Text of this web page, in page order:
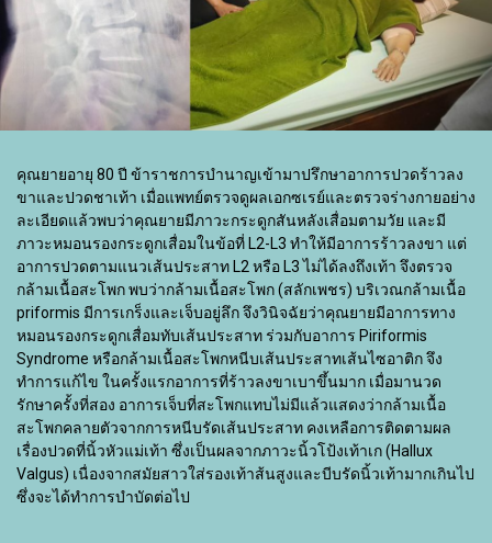
คุณยายอายุ 80 ปี ข้าราชการบำนาญเข้ามาปรึกษาอาการปวดร้าวลง
ขาและปวดชาเท้า เมื่อแพทย์ตรวจดูผลเอกซเรย์และตรวจร่างกายอย่าง
ละเอียดแล้วพบว่าคุณยายมีภาวะกระดูกสันหลังเสื่อมตามวัย และมี
ภาวะหมอนรองกระดูกเสื่อมในข้อที่ L2-L3 ทำให้มีอาการร้าวลงขา แต่
อาการปวดตามแนวเส้นประสาท L2 หรือ L3 ไม่ได้ลงถึงเท้า จึงตรวจ
กล้ามเนื้อสะโพก พบว่ากล้ามเนื้อสะโพก (สลักเพชร) บริเวณกล้ามเนื้อ
priformis มีการเกร็งและเจ็บอยู่ลึก จึงวินิจฉัยว่าคุณยายมีอาการทาง
หมอนรองกระดูกเสื่อมทับเส้นประสาท ร่วมกับอาการ Piriformis
Syndrome หรือกล้ามเนื้อสะโพกหนีบเส้นประสาทเส้นไซอาติก จึง
ทำการแก้ไข ในครั้งแรกอาการที่ร้าวลงขาเบาขึ้นมาก เมื่อมานวด
รักษาครั้งที่สอง อาการเจ็บที่สะโพกแทบไม่มีแล้วแสดงว่ากล้ามเนื้อ
สะโพกคลายตัวจากการหนีบรัดเส้นประสาท คงเหลือการติดตามผล
เรื่องปวดที่นิ้วหัวแม่เท้า ซึ่งเป็นผลจากภาวะนิ้วโป้งเท้าเก (Hallux
Valgus) เนื่องจากสมัยสาวใส่รองเท้าส้นสูงและบีบรัดนิ้วเท้ามากเกินไป
ซึ่งจะได้ทำการบำบัดต่อไป